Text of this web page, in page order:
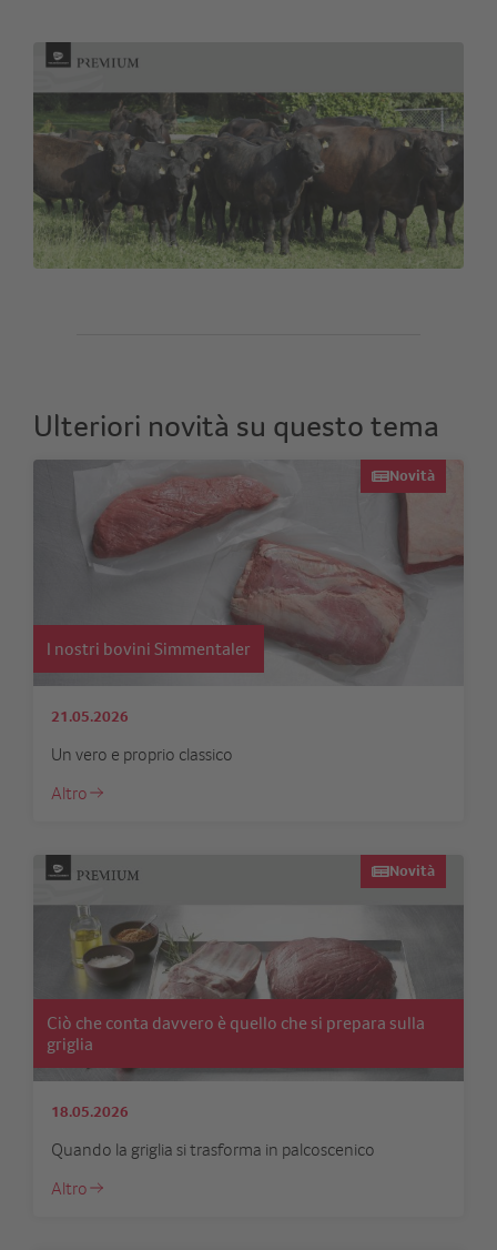
Ulteriori novità su questo tema
Novità
I nostri bovini Simmentaler
21.05.2026
Un vero e proprio classico
Altro
Novità
Ciò che conta davvero è quello che si prepara sulla
griglia
18.05.2026
Quando la griglia si trasforma in palcoscenico
Altro